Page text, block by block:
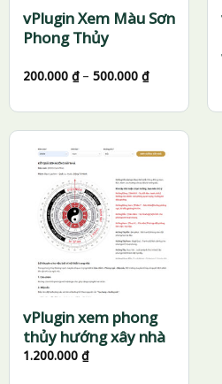
vPlugin Xem Màu Sơn
Phong Thủy
200.000 ₫ – 500.000 ₫Khoảng
giá:
200.000 ₫
500.000 ₫
vPlugin xem phong
thủy hướng xây nhà
1.200.000 ₫